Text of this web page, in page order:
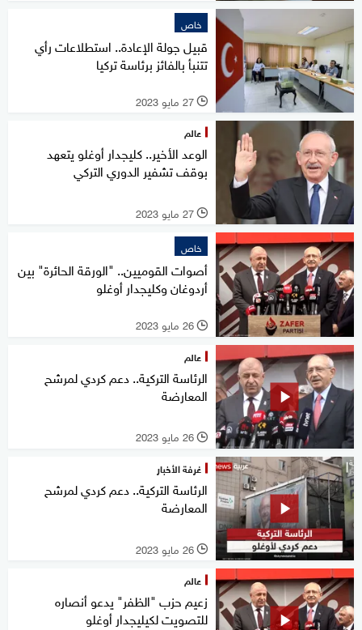
خاص
قبيل جولة الإعادة.. استطلاعات رأي
تتنبأ بالفائز برئاسة تركيا
l 27 مايو 2023
عالم
الوعد الأخير.. كليجدار أوغلو يتعهد
بوقف تشفير الدوري التركي
l 27 مايو 2023
خاص
أصوات القوميين.. "الورقة الحائرة" بين
أردوغان وكليجدار أوغلو
l 26 مايو 2023
عالم
الرئاسة التركية.. دعم كردي لمرشح
المعارضة
l 26 مايو 2023
غرفة الأخبار
الرئاسة التركية.. دعم كردي لمرشح
المعارضة
l 26 مايو 2023
عالم
زعيم حزب "الظفر" يدعو أنصاره
للتصويت لكيليجدار أوغلو